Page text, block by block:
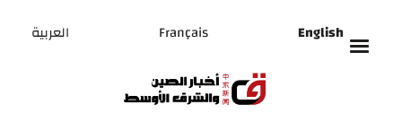
English
Français العربية